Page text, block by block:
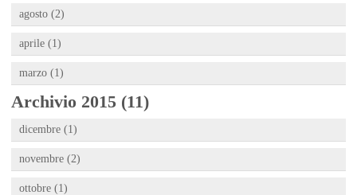
agosto (2)
aprile (1)
marzo (1)
Archivio 2015 (11)
dicembre (1)
novembre (2)
ottobre (1)